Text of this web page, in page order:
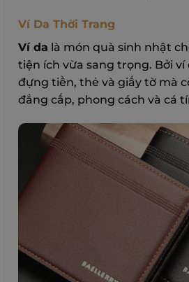
Ví Da Thời Trang
Ví da là món quà sinh nhật
tiện ích vừa sang trọng. Bởi ví
đựng tiền, thẻ và giấy tờ mà
đẳng cấp, phong cách và cá